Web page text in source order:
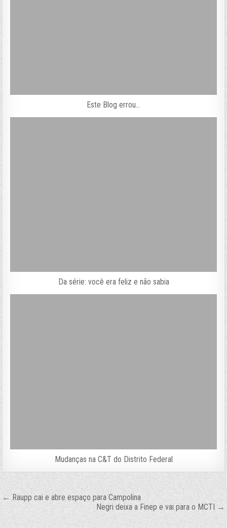
Este Blog errou…
Da série: você era feliz e não sabia
Mudanças na C&T do Distrito Federal
Navegação
de
← Raupp cai e abre espaço para Campolina
Negri deixa a Finep e vai para o MCTI →